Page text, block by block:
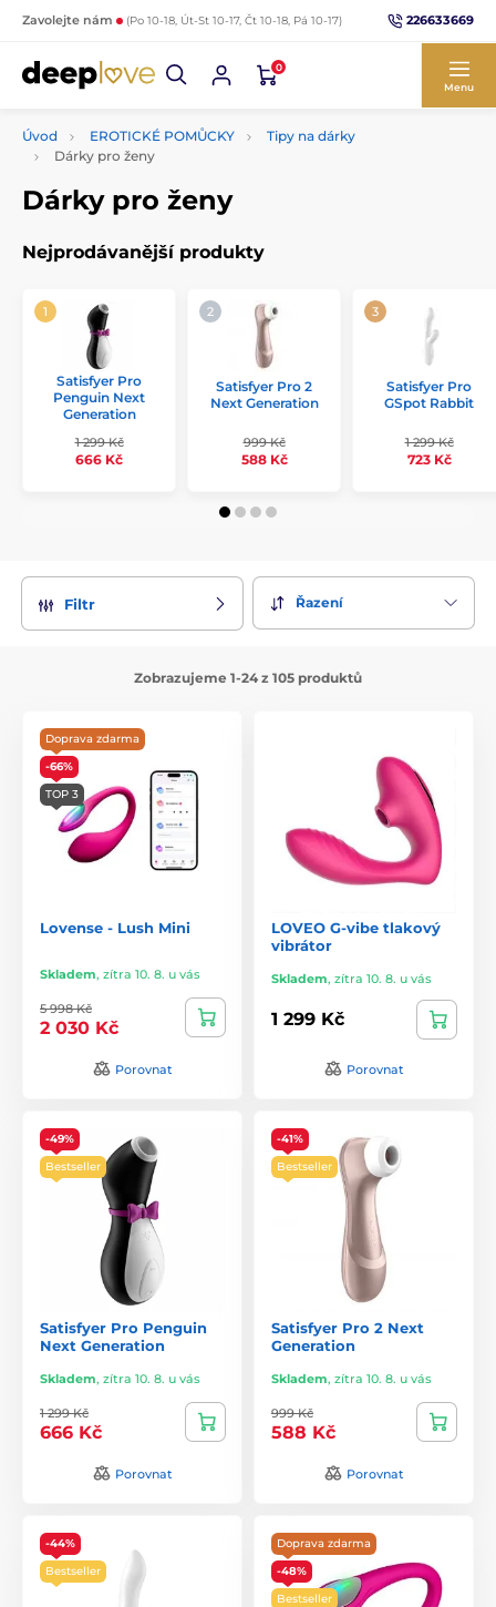
Zavolejte nám (Po 10-18, Út-St 10-17, Čt 10-18, Pá 10-17) 226633669
0
Menu
Úvod EROTICKÉ POMŮCKY
Tipy na dárky
Dárky pro ženy
Dárky pro ženy
Nejprodávanější produkty
Satisfyer Pro
Penguin Next
Generation
1 299 Kč
666 Kč
Satisfyer Pro 2
Next Generation
999 Kč
588 Kč
Satisfyer Pro
GSpot Rabbit
1 299 Kč
723 Kč
Filtr Řazení
Zobrazujeme 1-24 z 105 produktů
Doprava zdarma
-66%
TOP 3
Lovense - Lush Mini
Skladem, zítra 10. 8. u vás
5 998 Kč
2 030 Kč
Porovnat
LOVEO G-vibe tlakový
vibrátor
Skladem, zítra 10. 8. u vás
1 299 Kč
Porovnat
-49%
Bestseller
Satisfyer Pro Penguin
Next Generation
Skladem, zítra 10. 8. u vás
1 299 Kč
666 Kč
Porovnat
-41%
Bestseller
Satisfyer Pro 2 Next
Generation
Skladem, zítra 10. 8. u vás
999 Kč
588 Kč
Porovnat
-44%
Bestseller
Doprava zdarma
-48%
Bestseller